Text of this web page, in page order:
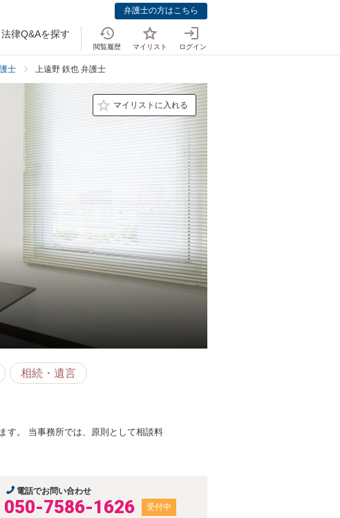
弁護士の方はこちら
法律Q&Aを探す
閲覧履歴 マイリスト ログイン
士 上遠野 鉄也 弁護士
マイリストに入れる
相続・遺言
す。 当事務所では、原則として相談料
電話でお問い合わせ
050-7586-1626 受付中